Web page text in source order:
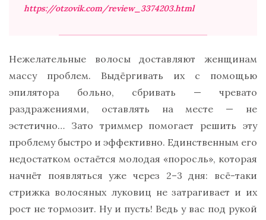
https://otzovik.com/review_3374203.html
Нежелательные волосы доставляют женщинам
массу проблем. Выдёргивать их с помощью
эпилятора больно, сбривать — чревато
раздражениями, оставлять на месте — не
эстетично… Зато триммер помогает решить эту
проблему быстро и эффективно. Единственным его
недостатком остаётся молодая «поросль», которая
начнёт появляться уже через 2–3 дня: всё-таки
стрижка волосяных луковиц не затрагивает и их
рост не тормозит. Ну и пусть! Ведь у вас под рукой